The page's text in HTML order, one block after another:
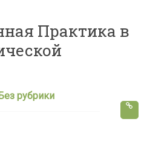
Практика в
рубрики
s
i